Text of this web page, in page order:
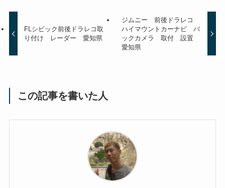
FLシビック前後ドラレコ取
り付け レーダー 愛知県
ジムニー 前後ドラレコ
ハイマウントカーナビ バ
ックカメラ 取付 設置
愛知県
この記事を書いた人